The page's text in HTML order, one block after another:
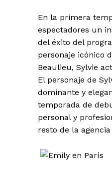
En la primera
espectadores un
del éxito del
personaje icónico
Beaulieu, Sylvie
El personaje de
dominante y
temporada de
personal y
resto de la